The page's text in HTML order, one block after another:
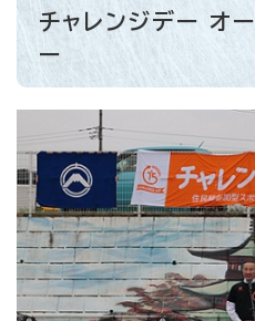
チャレンジデー オ
ー